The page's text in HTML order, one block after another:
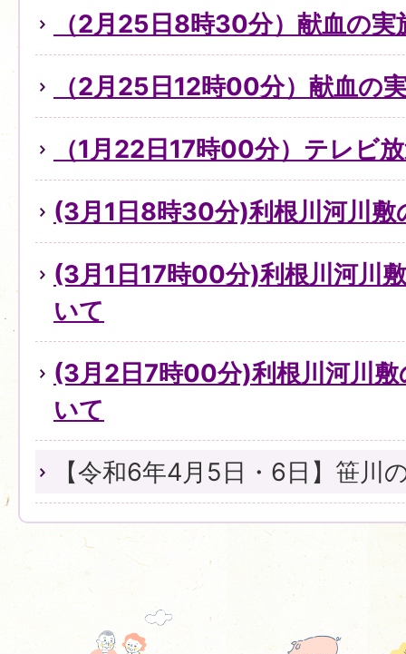
（2月25日8時30分）献血の
（2月25日12時00分）献血の
（1月22日17時00分）テレビ
(3月1日8時30分)利根川河川敷
(3月1日17時00分)利根川河川
いて
(3月2日7時00分)利根川河川
いて
【令和6年4月5日・6日】笹川